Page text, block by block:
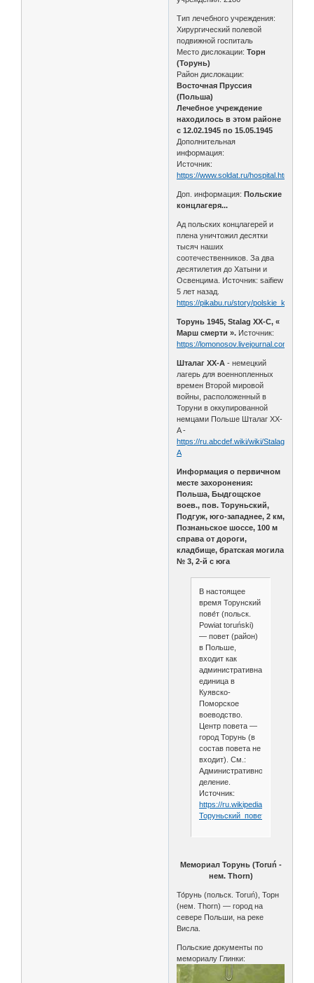
Тип лечебного учреждения:
Хирургический полевой
подвижной госпиталь
Место дислокации:Торн
(Торунь)
Район дислокации:
Восточная Пруссия
(Польша)
Лечебное учреждение
находилось в этом районе
с 12.02.1945 по 15.05.1945
Дополнительная
информация:
Источник:
https://www.soldat.ru/hospital.html
Доп. информация:Польские
концлагеря...⁠⁠
Ад польских концлагерей и
плена уничтожил десятки
тысяч наших
соотечественников. За два
десятилетия до Хатыни и
Освенцима. Источник: saifiew
5 лет назад.
https://pikabu.ru/story/
Торунь 1945, Stalag XX-C, «
Марш смерти ». Источник:
https://lomonosov.livejournal.com/
Шталаг XX-A- немецкий
лагерь для военнопленных
времен Второй мировой
войны, расположенный в
Торуни в оккупированной
немцами Польше Шталаг XX-
A -
https://ru.abcdef.wiki/wiki/Stalag_XX-
A
Информация о первичном
месте захоронения:
Польша, Быдгощское
воев., пов. Торуньский,
Подгуж, юго-западнее, 2 км,
Познаньское шоссе, 100 м
справа от дороги,
кладбище, братская могила
№ 3, 2-й с юга
В настоящее
время Торунский
пове́т (польск.
Powiat toruński)
— повет (район)
в Польше,
входит как
административная
единица в
Куявско-
Поморское
воеводство.
Центр повета —
город Торунь (в
состав повета не
входит). См.:
Административное
деление.
Источник:
https://ru.wikipedia.org/wiki/
Торуньский_повет
Мемориал Торунь (Toruń -
нем. Thorn)
То́рунь (польск. Toruń), Торн
(нем. Thorn) — город на
севере Польши, на реке
Висла.
Польские документы по
мемориалу Глинки: